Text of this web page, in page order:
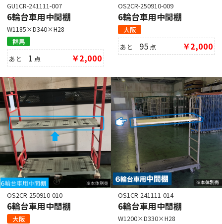
GU1CR-241111-007
6輪台車用中間棚
W1185×D340×H28
群馬
あと 1 点 ￥2,000
OS2CR-250910-009
6輪台車用中間棚
大阪
あと 95 点 ￥2,000
OS2CR-250910-010
6輪台車用中間棚
大阪
OS1CR-241111-014
6輪台車用中間棚
W1200×D330×H28